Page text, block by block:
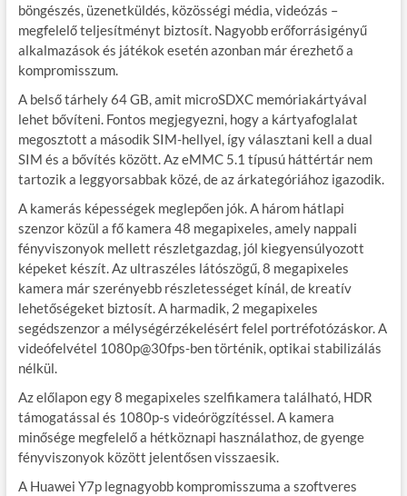
böngészés, üzenetküldés, közösségi média, videózás –
megfelelő teljesítményt biztosít. Nagyobb erőforrásigényű
alkalmazások és játékok esetén azonban már érezhető a
kompromisszum.
A belső tárhely 64 GB, amit microSDXC memóriakártyával
lehet bővíteni. Fontos megjegyezni, hogy a kártyafoglalat
megosztott a második SIM-hellyel, így választani kell a dual
SIM és a bővítés között. Az eMMC 5.1 típusú háttértár nem
tartozik a leggyorsabbak közé, de az árkategóriához igazodik.
A kamerás képességek meglepően jók. A három hátlapi
szenzor közül a fő kamera 48 megapixeles, amely nappali
fényviszonyok mellett részletgazdag, jól kiegyensúlyozott
képeket készít. Az ultraszéles látószögű, 8 megapixeles
kamera már szerényebb részletességet kínál, de kreatív
lehetőségeket biztosít. A harmadik, 2 megapixeles
segédszenzor a mélységérzékelésért felel portréfotózáskor. A
videófelvétel 1080p@30fps-ben történik, optikai stabilizálás
nélkül.
Az előlapon egy 8 megapixeles szelfikamera található, HDR
támogatással és 1080p-s videórögzítéssel. A kamera
minősége megfelelő a hétköznapi használathoz, de gyenge
fényviszonyok között jelentősen visszaesik.
A Huawei Y7p legnagyobb kompromisszuma a szoftveres